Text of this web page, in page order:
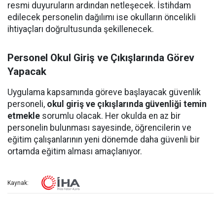
resmi duyuruların ardından netleşecek. İstihdam
edilecek personelin dağılımı ise okulların öncelikli
ihtiyaçları doğrultusunda şekillenecek.
Personel Okul Giriş ve Çıkışlarında Görev
Yapacak
Uygulama kapsamında göreve başlayacak güvenlik
personeli, okul giriş ve çıkışlarında güvenliği temin
etmekle sorumlu olacak. Her okulda en az bir
personelin bulunması sayesinde, öğrencilerin ve
eğitim çalışanlarının yeni dönemde daha güvenli bir
ortamda eğitim alması amaçlanıyor.
Kaynak: